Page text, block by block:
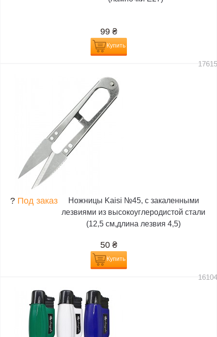
99 ₴
Купить
? Под заказ
Ножницы Kaisi №45, с закаленными
лезвиями из высокоуглеродистой стали
(12,5 см,длина лезвия 4,5)
50 ₴
Купить